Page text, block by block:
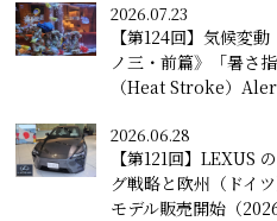
2026.07.23
【第124回】気候変
ノ三・前篇》「暑さ
（Heat Stroke）
2026.06.28
【第121回】LEXUS
グ戦略と欧州（ドイ
モデル販売開始（